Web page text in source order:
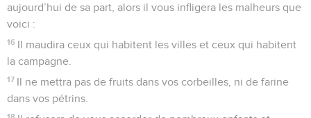
aujourd’hui de sa part, alors il vous infligera les malheurs que
voici :
16 Il maudira ceux qui habitent les villes et ceux qui habitent
la campagne.
17 Il ne mettra pas de fruits dans vos corbeilles, ni de farine
dans vos pétrins.
18